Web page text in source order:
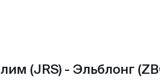
(JRS) - Эльблонг